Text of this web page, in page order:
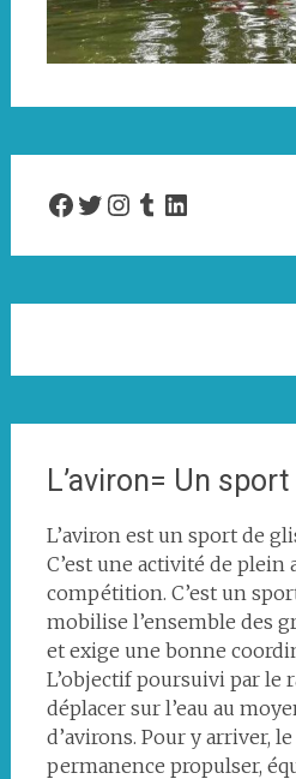
Facebook
Twitter
Instagram
Tumblr
LinkedIn
L’aviron= Un
L’aviron est un sport de
C’est une activité de plein
compétition. C’est un
mobilise l’ensemble des
et exige une bonne
L’objectif poursuivi par le
déplacer sur l’eau au
d’avirons. Pour y arriver,
permanence propulser,